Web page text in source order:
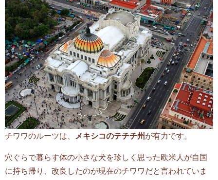
チワワのルーツは、 メキシコのテチチ州 が有力です。
穴ぐらで暮らす体の小さな犬を珍しく思った欧米人が自国
に持ち帰り、改良したのが現在のチワワだと言われていま